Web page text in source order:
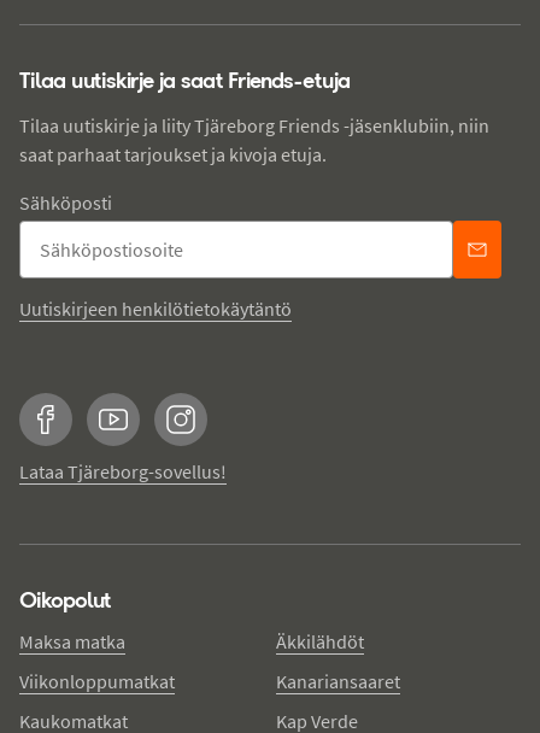
Tilaa uutiskirje ja saat Friends-etuja
Tilaa uutiskirje ja liity Tjäreborg Friends -jäsenklubiin, niin
saat parhaat tarjoukset ja kivoja etuja.
Sähköposti
Uutiskirjeen henkilötietokäytäntö
FacebookYouTubeInstagram
Lataa Tjäreborg-sovellus!
Oikopolut
Maksa matka
Viikonloppumatkat
Kaukomatkat
Äkkilähdöt
Kanariansaaret
Kap Verde